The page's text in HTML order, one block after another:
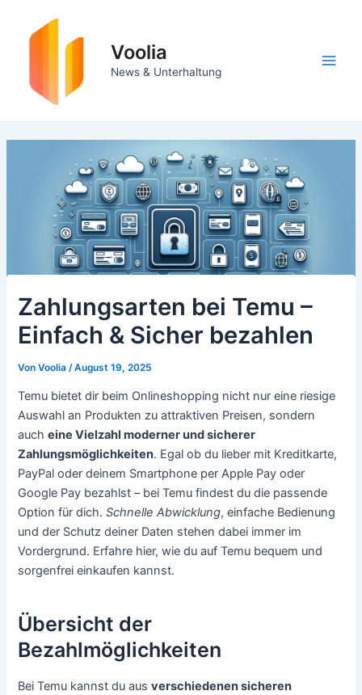
Voolia
News & Unterhaltung
Zahlungsarten bei Temu –
Einfach & Sicher bezahlen
VonVoolia/August 19, 2025
Temu bietet dir beim Onlineshopping nicht nur eine riesige
Auswahl an Produkten zu attraktiven Preisen, sondern
aucheine Vielzahl moderner und sicherer
Zahlungsmöglichkeiten. Egal ob du lieber mit Kreditkarte,
PayPal oder deinem Smartphone per Apple Pay oder
Google Pay bezahlst – bei Temu findest du die passende
Option für dich.Schnelle Abwicklung, einfache Bedienung
und der Schutz deiner Daten stehen dabei immer im
Vordergrund. Erfahre hier, wie du auf Temu bequem und
sorgenfrei einkaufen kannst.
Übersicht der
Bezahlmöglichkeiten
Bei Temu kannst du ausverschiedenen sicheren